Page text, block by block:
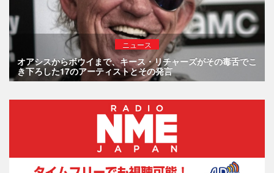
ニュース
オアシスからボウイまで、キース・リチャーズがその毒舌でこ
き下ろした17のアーティストとその発言